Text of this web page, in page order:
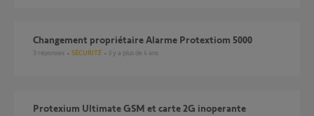
Changement propriétaire Alarme Protextiom 5000
3 réponses SÉCURITÉ il y a plus de 4 ans
Protexium Ultimate GSM et carte 2G inoperante